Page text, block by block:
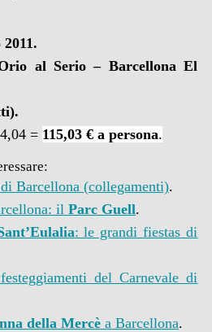
al Serio – Barcellona El
= 115,03 € a persona.
Barcellona (collegamenti).
il Parc Guell.
: le grandi fiestas di
del Carnevale di
della Mercèa Barcellona.